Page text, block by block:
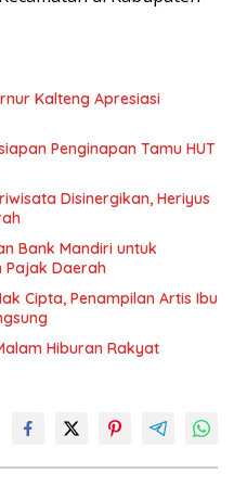
Kalteng Apresiasi
Penginapan Tamu HUT
Disinergikan, Heriyus
Bank Mandiri untuk
Pajak Daerah
Cipta, Penampilan Artis Ibu
Hiburan Rakyat